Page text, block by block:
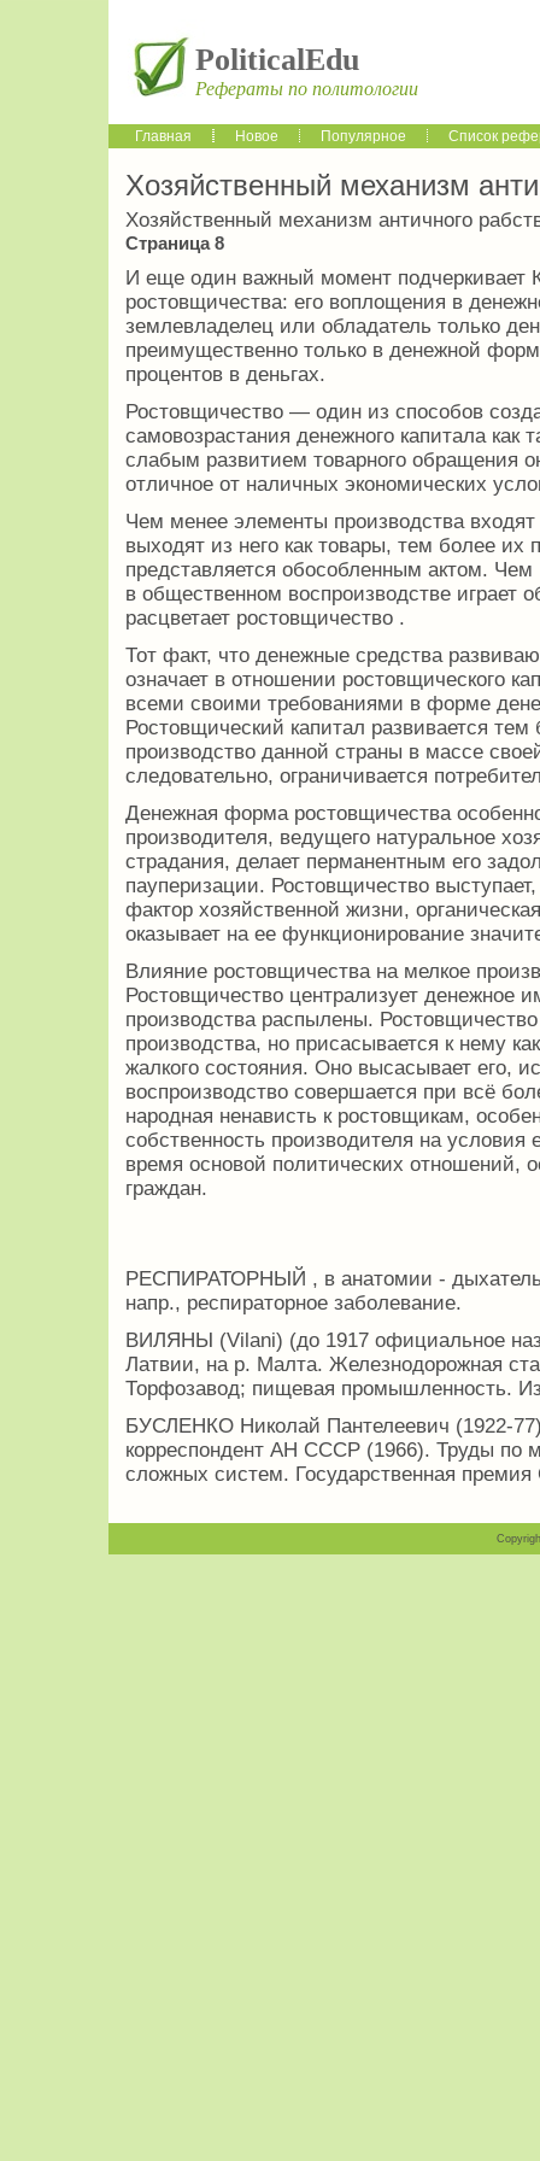
PoliticalEdu
Рефераты по политологии
Главная Новое Популярное Список
Хозяйственный механизм
Хозяйственный механизм античного
Страница 8
И еще один важный момент подчеркивает
ростовщичества: его воплощения в
землевладелец или обладатель только
преимущественно только в денежной
процентов в деньгах.
Ростовщичество — один из способов
самовозрастания денежного капитала как
слабым развитием товарного обращения
отличное от наличных экономических
Чем менее элементы производства
выходят из него как товары, тем более их
представляется обособленным актом. Чем
в общественном воспроизводстве играет
расцветает ростовщичество .
Тот факт, что денежные средства
означает в отношении ростовщического
всеми своими требованиями в форме
Ростовщический капитал развивается
производство данной страны в массе
следовательно, ограничивается
Денежная форма ростовщичества
производителя, ведущего натуральное
страдания, делает перманентным его
пауперизации. Ростовщичество
фактор хозяйственной жизни,
оказывает на ее функционирование
Влияние ростовщичества на мелкое
Ростовщичество централизует денежное
производства распылены.
производства, но присасывается к нему
жалкого состояния. Оно высасывает его,
воспроизводство совершается при всё
народная ненависть к ростовщикам,
собственность производителя на условия
время основой политических отношений,
граждан.
РЕСПИРАТОРНЫЙ , в анатомии -
напр., респираторное заболевание.
ВИЛЯНЫ (Vilani) (до 1917 официальное
Латвии, на р. Малта. Железнодорожная
Торфозавод; пищевая промышленность.
БУСЛЕНКО Николай Пантелеевич (1922-
корреспондент АН СССР (1966). Труды по
сложных систем. Государственная